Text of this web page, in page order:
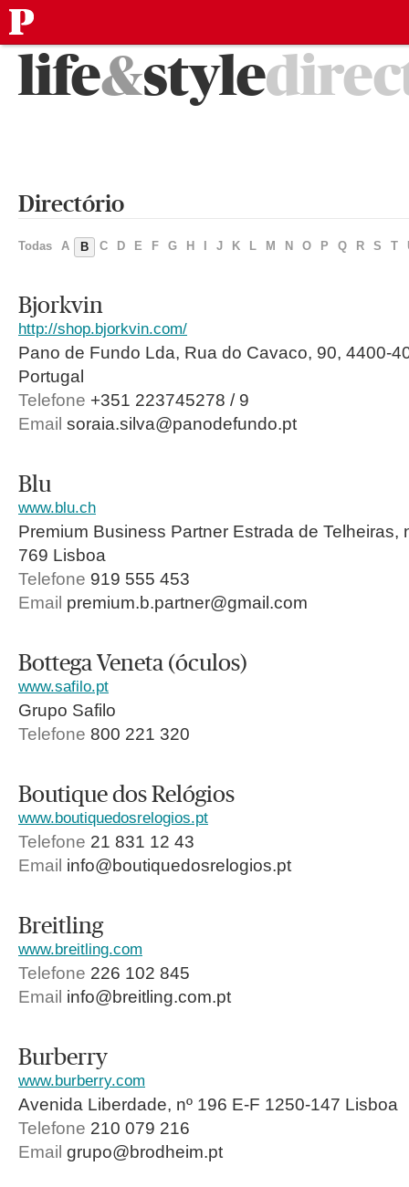
Saltarlife&style
Directório
Todas A B C D E F G H J K L M N O P Q R S T
Bjorkvin
http://shop.bjorkvin.com/
Pano de Fundo Lda, Rua do Cavaco, 90, 4400-
Portugal
Telefone +351 223745278 / 9
Email soraia.silva@panodefundo.pt
Blu
www.blu.ch
Premium Business Partner Estrada de Telheiras,
769 Lisboa
Telefone 919 555 453
Email premium.b.partner@gmail.com
Bottega Veneta (óculos)
www.safilo.pt
Grupo Safilo
Telefone 800 221 320
Boutique dos Relógios
www.boutiquedosrelogios.pt
Telefone 21 831 12 43
Email info@boutiquedosrelogios.pt
Breitling
www.breitling.com
Telefone 226 102 845
Email info@breitling.com.pt
Burberry
www.burberry.com
Avenida Liberdade, nº 196 E-F 1250-147 Lisboa
Telefone 210 079 216
Email grupo@brodheim.pt